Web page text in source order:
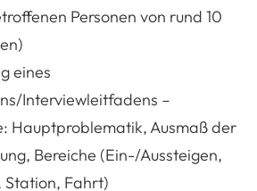
Personen von rund 10
eines
Interviewleitfadens –
Hauptproblematik, Ausmaß der
Bereiche (Ein-/Aussteigen,
Station, Fahrt)